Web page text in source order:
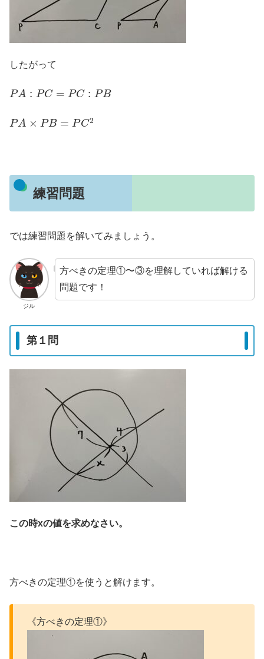
したがって
PA: C=P PB
PA× B=P 2
練習問題
では練習問題を解いてみましょう。
ジル
方べきの定理①〜③を理解していれば解ける
問題です！
第１問
この時xの値を求めなさい。
方べきの定理①を使うと解けます。
《方べきの定理①》